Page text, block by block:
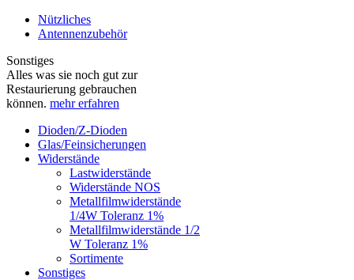
Nützliches
Antennenzubehör
Sonstiges
Alles was sie noch gut zur
Restaurierung gebrauchen
können. mehr erfahren
Dioden/Z-Dioden
Glas/Feinsicherungen
Widerstände
Lastwiderstände
Widerstände NOS
Metallfilmwiderstände
1/4W Toleranz 1%
Metallfilmwiderstände 1/2
W Toleranz 1%
Sortimente
Sonstiges